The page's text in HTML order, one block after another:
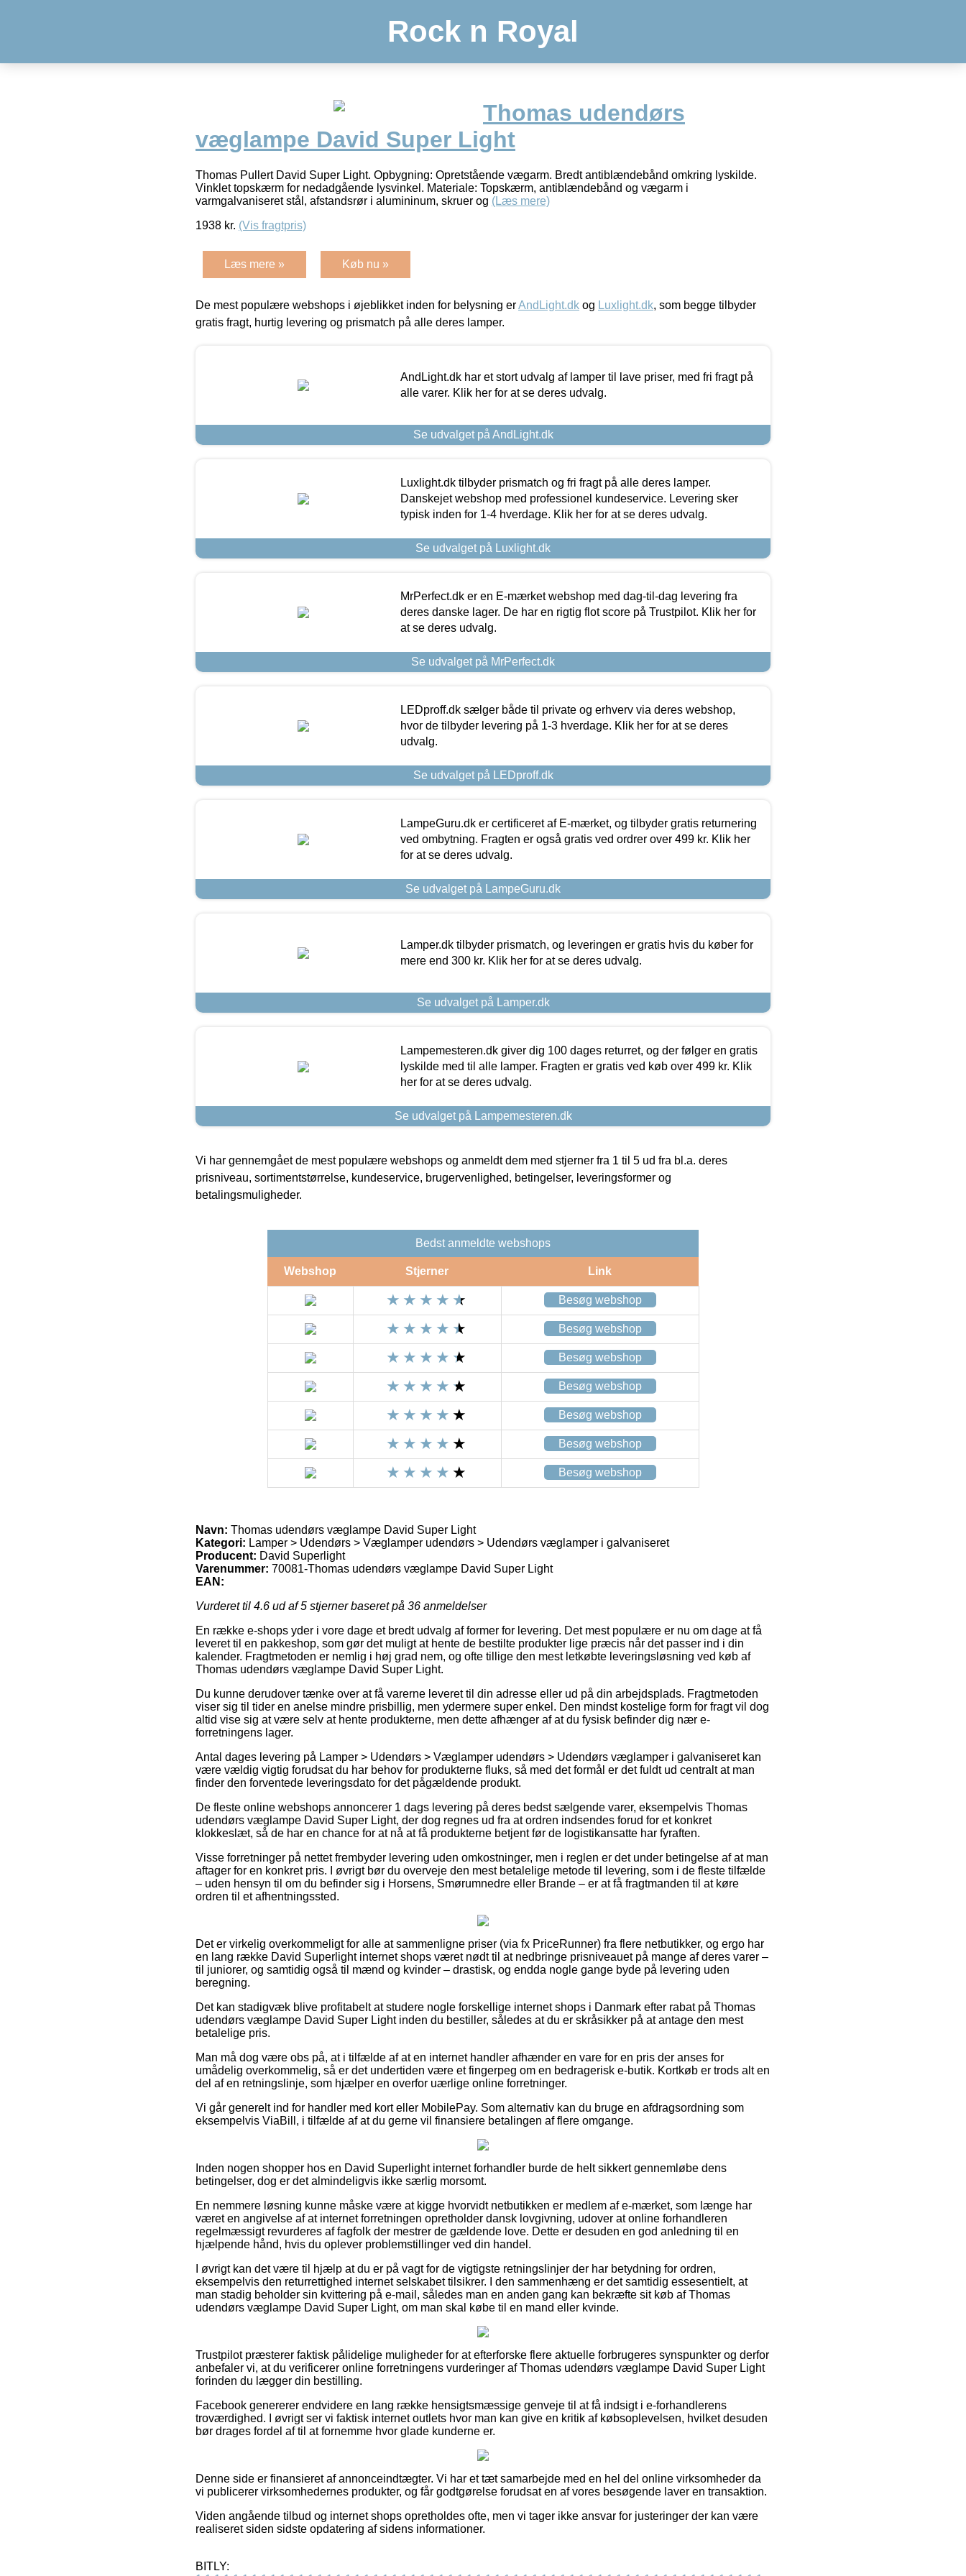
Rock n Royal
Thomas udendørs
væglampe David Super Light
Thomas Pullert David Super Light. Opbygning: Opretstående vægarm. Bredt antiblændebånd omkring lyskilde.
Vinklet topskærm for nedadgående lysvinkel. Materiale: Topskærm, antiblændebånd og vægarm i
varmgalvaniseret stål, afstandsrør i alumininum, skruer og (Læs mere)
1938 kr. (Vis fragtpris)
Læs mere » Køb nu »
De mest populære webshops i øjeblikket inden for belysning erAndLight.dk og Luxlight.dk, som begge tilbyder
gratis fragt, hurtig levering og prismatch på alle deres lamper.
AndLight.dk har et stort udvalg af lamper til lave priser, med fri fragt på
alle varer. Klik her for at se deres udvalg.
Se udvalget på AndLight.dk
Luxlight.dk tilbyder prismatch og fri fragt på alle deres lamper.
Danskejet webshop med professionel kundeservice. Levering sker
typisk inden for 1-4 hverdage. Klik her for at se deres udvalg.
Se udvalget på Luxlight.dk
MrPerfect.dk er en E-mærket webshop med dag-til-dag levering fra
deres danske lager. De har en rigtig flot score på Trustpilot. Klik her for
at se deres udvalg.
Se udvalget på MrPerfect.dk
LEDproff.dk sælger både til private og erhverv via deres webshop,
hvor de tilbyder levering på 1-3 hverdage. Klik her for at se deres
udvalg.
Se udvalget på LEDproff.dk
LampeGuru.dk er certificeret af E-mærket, og tilbyder gratis returnering
ved ombytning. Fragten er også gratis ved ordrer over 499 kr. Klik her
for at se deres udvalg.
Se udvalget på LampeGuru.dk
Lamper.dk tilbyder prismatch, og leveringen er gratis hvis du køber for
mere end 300 kr. Klik her for at se deres udvalg.
Se udvalget på Lamper.dk
Lampemesteren.dk giver dig 100 dages returret, og der følger en gratis
lyskilde med til alle lamper. Fragten er gratis ved køb over 499 kr. Klik
her for at se deres udvalg.
Se udvalget på Lampemesteren.dk
Vi har gennemgået de mest populære webshops og anmeldt dem med stjerner fra 1 til 5 ud fra bl.a. deres
prisniveau, sortimentstørrelse, kundeservice, brugervenlighed, betingelser, leveringsformer og
betalingsmuligheder.
Bedst anmeldte webshops
Webshop Stjerner Link
Besøg webshop
Besøg webshop
Besøg webshop
Besøg webshop
Besøg webshop
Besøg webshop
Besøg webshop
Navn: Thomas udendørs væglampe David Super Light
Kategori: Lamper > Udendørs > Væglamper udendørs > Udendørs væglamper i galvaniseret
Producent: David Superlight
Varenummer: 70081-Thomas udendørs væglampe David Super Light
EAN:
Vurderet til 4.6 ud af 5 stjerner baseret på 36 anmeldelser
En række e-shops yder i vore dage et bredt udvalg af former for levering. Det mest populære er nu om dage at få
leveret til en pakkeshop, som gør det muligt at hente de bestilte produkter lige præcis når det passer ind i din
kalender. Fragtmetoden er nemlig i høj grad nem, og ofte tillige den mest letkøbte leveringsløsning ved køb af
Thomas udendørs væglampe David Super Light.
Du kunne derudover tænke over at få varerne leveret til din adresse eller ud på din arbejdsplads. Fragtmetoden
viser sig til tider en anelse mindre prisbillig, men ydermere super enkel. Den mindst kostelige form for fragt vil dog
altid vise sig at være selv at hente produkterne, men dette afhænger af at du fysisk befinder dig nær e-
forretningens lager.
Antal dages levering på Lamper > Udendørs > Væglamper udendørs > Udendørs væglamper i galvaniseret kan
være vældig vigtig forudsat du har behov for produkterne fluks, så med det formål er det fuldt ud centralt at man
finder den forventede leveringsdato for det pågældende produkt.
De fleste online webshops annoncerer 1 dags levering på deres bedst sælgende varer, eksempelvis Thomas
udendørs væglampe David Super Light, der dog regnes ud fra at ordren indsendes forud for et konkret
klokkeslæt, så de har en chance for at nå at få produkterne betjent før de logistikansatte har fyraften.
Visse forretninger på nettet frembyder levering uden omkostninger, men i reglen er det under betingelse af at man
aftager for en konkret pris. I øvrigt bør du overveje den mest betalelige metode til levering, som i de fleste tilfælde
– uden hensyn til om du befinder sig i Horsens, Smørumnedre eller Brande – er at få fragtmanden til at køre
ordren til et afhentningssted.
Det er virkelig overkommeligt for alle at sammenligne priser (via fx PriceRunner) fra flere netbutikker, og ergo har
en lang række David Superlight internet shops været nødt til at nedbringe prisniveauet på mange af deres varer –
til juniorer, og samtidig også til mænd og kvinder – drastisk, og endda nogle gange byde på levering uden
beregning.
Det kan stadigvæk blive profitabelt at studere nogle forskellige internet shops i Danmark efter rabat på Thomas
udendørs væglampe David Super Light inden du bestiller, således at du er skråsikker på at antage den mest
betalelige pris.
Man må dog være obs på, at i tilfælde af at en internet handler afhænder en vare for en pris der anses for
umådelig overkommelig, så er det undertiden være et fingerpeg om en bedragerisk e-butik. Kortkøb er trods alt en
del af en retningslinje, som hjælper en overfor uærlige online forretninger.
Vi går generelt ind for handler med kort eller MobilePay. Som alternativ kan du bruge en afdragsordning som
eksempelvis ViaBill, i tilfælde af at du gerne vil finansiere betalingen af flere omgange.
Inden nogen shopper hos en David Superlight internet forhandler burde de helt sikkert gennemløbe dens
betingelser, dog er det almindeligvis ikke særlig morsomt.
En nemmere løsning kunne måske være at kigge hvorvidt netbutikken er medlem af e-mærket, som længe har
været en angivelse af at internet forretningen opretholder dansk lovgivning, udover at online forhandleren
regelmæssigt revurderes af fagfolk der mestrer de gældende love. Dette er desuden en god anledning til en
hjælpende hånd, hvis du oplever problemstillinger ved din handel.
I øvrigt kan det være til hjælp at du er på vagt for de vigtigste retningslinjer der har betydning for ordren,
eksempelvis den returrettighed internet selskabet tilsikrer. I den sammenhæng er det samtidig essesentielt, at
man stadig beholder sin kvittering på e-mail, således man en anden gang kan bekræfte sit køb af Thomas
udendørs væglampe David Super Light, om man skal købe til en mand eller kvinde.
Trustpilot præsterer faktisk pålidelige muligheder for at efterforske flere aktuelle forbrugeres synspunkter og derfor
anbefaler vi, at du verificerer online forretningens vurderinger af Thomas udendørs væglampe David Super Light
forinden du lægger din bestilling.
Facebook genererer endvidere en lang række hensigtsmæssige genveje til at få indsigt i e-forhandlerens
troværdighed. I øvrigt ser vi faktisk internet outlets hvor man kan give en kritik af købsoplevelsen, hvilket desuden
bør drages fordel af til at fornemme hvor glade kunderne er.
Denne side er finansieret af annonceindtægter. Vi har et tæt samarbejde med en hel del online virksomheder da
vi publicerer virksomhedernes produkter, og får godtgørelse forudsat en af vores besøgende laver en transaktion.
Viden angående tilbud og internet shops opretholdes ofte, men vi tager ikke ansvar for justeringer der kan være
realiseret siden sidste opdatering af sidens informationer.
BITLY: